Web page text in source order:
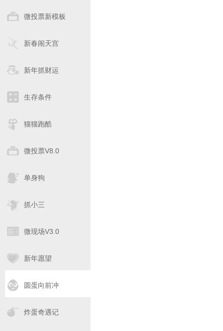
微投票新模板
新春闹天宫
新年抓财运
生存条件
猫猫跑酷
微投票V8.0
单身狗
抓小三
微现场V3.0
新年愿望
圆蛋向前冲
炸蛋奇遇记